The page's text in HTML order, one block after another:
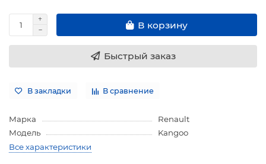
В корзину
Быстрый заказ
В закладки В сравнение
Марка
Renault
Модель
Kangoo
Все характеристики